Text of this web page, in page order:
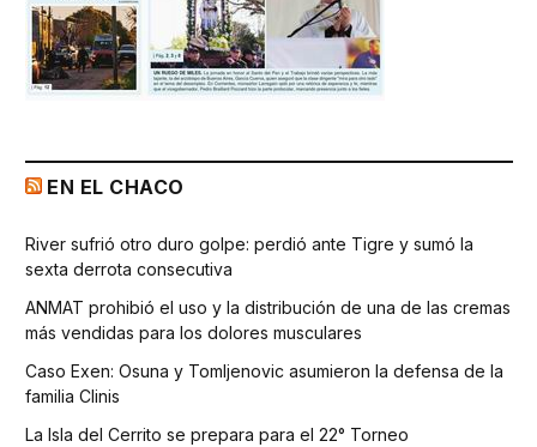
EN EL CHACO
River sufrió otro duro golpe: perdió ante Tigre y sumó la
sexta derrota consecutiva
ANMAT prohibió el uso y la distribución de una de las cremas
más vendidas para los dolores musculares
Caso Exen: Osuna y Tomljenovic asumieron la defensa de la
familia Clinis
La Isla del Cerrito se prepara para el 22° Torneo